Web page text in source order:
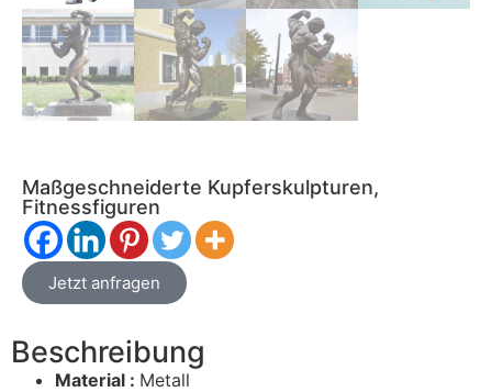
Maßgeschneiderte Kupferskulpturen,
Fitnessfiguren
Jetzt anfragen
Beschreibung
Material : Metall